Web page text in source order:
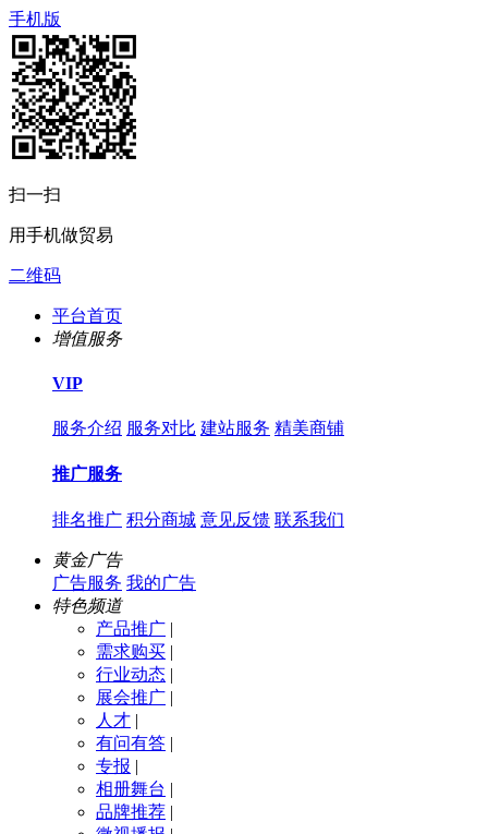
手机版
扫一扫
用手机做贸易
二维码
平台首页
增值服务
VIP
服务介绍 服务对比 建站服务 精美商铺
推广服务
排名推广 积分商城 意见反馈 联系我们
黄金广告
广告服务 我的广告
特色频道
产品推广 |
需求购买 |
行业动态 |
展会推广 |
人才 |
有问有答 |
专报 |
相册舞台 |
品牌推荐 |